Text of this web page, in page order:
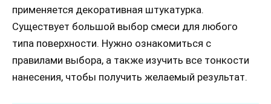
применяется декоративная штукатурка.
Существует большой выбор смеси для любого
типа поверхности. Нужно ознакомиться с
правилами выбора, а также изучить все тонкости
нанесения, чтобы получить желаемый результат.